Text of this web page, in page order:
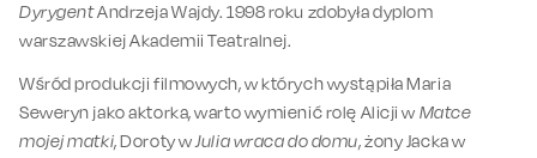
DyrygentAndrzeja Wajdy. 1998 roku zdobyła dyplom
warszawskiej Akademii Teatralnej.
Wśród produkcji filmowych, w których wystąpiła Maria
Seweryn jako aktorka, warto wymienić rolę Alicji w Matce
mojej matki, Doroty w Julia wraca do domu, żony Jacka w